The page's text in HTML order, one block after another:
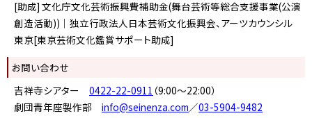
[助成] 文化庁文化芸術振興費補助金(舞台芸術等総合支援事業(公演
創造活動))｜独立行政法人日本芸術文化振興会、アーツカウンシル
東京[東京芸術文化鑑賞サポート助成]
お問い合わせ
吉祥寺シアター 0422-22-0911 （9:00～22:00）
劇団青年座製作部 info@seinenza.com／03-5904-9482